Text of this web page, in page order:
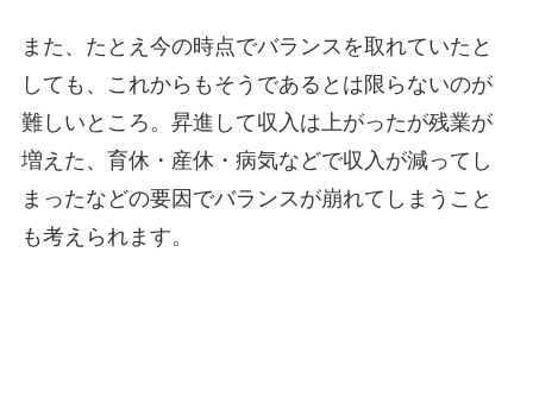
また、たとえ今の時点でバランスを取れていたと
しても、これからもそうであるとは限らないのが
難しいところ。昇進して収入は上がったが残業が
増えた、育休・産休・病気などで収入が減ってし
まったなどの要因でバランスが崩れてしまうこと
も考えられます。